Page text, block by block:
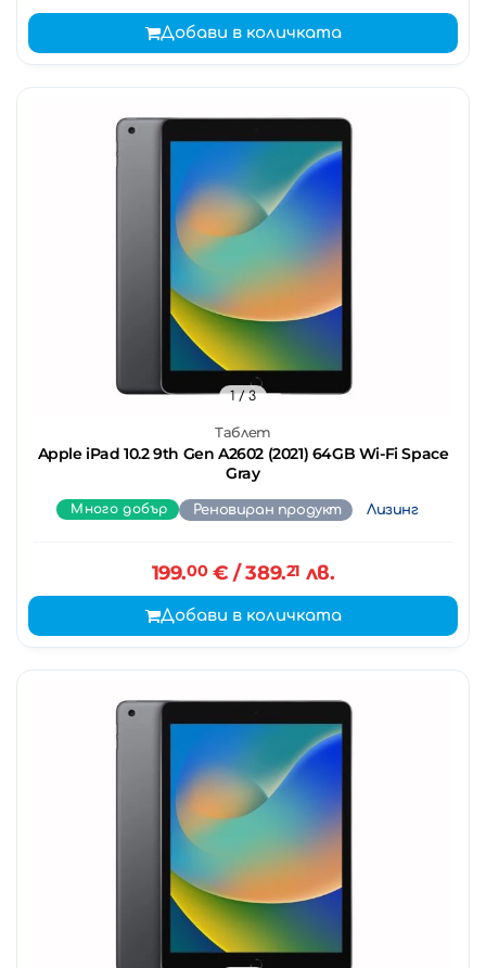
Добави в количката
Таблет
Apple iPad 10.2 9th Gen A2602 (2021) 64GB Wi-Fi Space
Gray
1/ 3
Много добър Реновиран продукт Лизинг
199.00€ / 389.21 лв.
Добави в количката